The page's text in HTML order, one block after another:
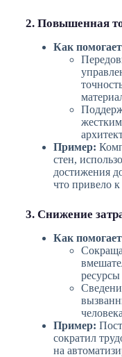
2. Повышенная
Как
Пример:
стен,
достижения
что привело
3. Снижение
Как
Пример:
сократил
на